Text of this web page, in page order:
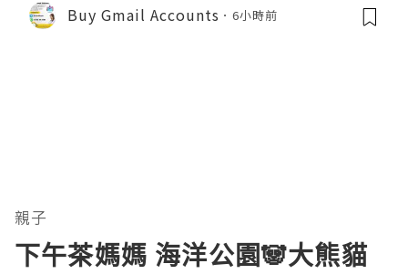
Buy Gmail Accounts 6小時前
親子
下午茶媽媽 海洋公園🐼大熊貓